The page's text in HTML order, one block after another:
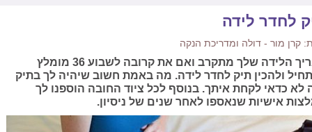
לחדר לידה
קרן מור - דולה ומדריכת הנקה
תאריך הלידה שלך מתקרב ואם את קרובה לשבוע 36 מומלץ
ולהכין תיק לחדר לידה. מה באמת חשוב שיהיה לך בתיק
לא כדאי לקחת איתך. בנוסף לכל ציוד החובה הוספנו לך
אישיות שנאספו לאחר שנים של ניסיון.